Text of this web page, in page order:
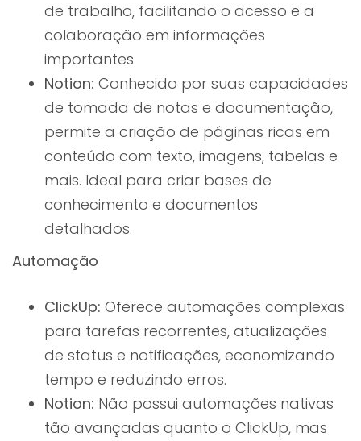
de trabalho, facilitando o acesso e a
colaboração em informações
importantes.
Notion: Conhecido por suas capacidades
de tomada de notas e documentação,
permite a criação de páginas ricas em
conteúdo com texto, imagens, tabelas e
mais. Ideal para criar bases de
conhecimento e documentos
detalhados.
Automação
ClickUp: Oferece automações complexas
para tarefas recorrentes, atualizações
de status e notificações, economizando
tempo e reduzindo erros.
Notion: Não possui automações nativas
tão avançadas quanto o ClickUp, mas